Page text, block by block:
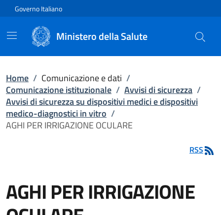
Vai direttamente al contenuto
Governo Italiano
Ministero della Salute
Home / Comunicazione e dati /
Comunicazione istituzionale / Avvisi di sicurezza /
Avvisi di sicurezza su dispositivi medici e dispositivi
medico-diagnostici in vitro /
AGHI PER IRRIGAZIONE OCULARE
RSS
AGHI PER IRRIGAZIONE